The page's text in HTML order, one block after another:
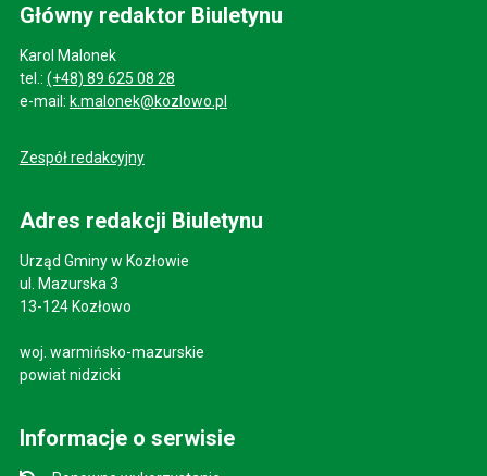
Główny redaktor Biuletynu
Karol Malonek
tel.: (+48) 89 625 08 28
e-mail: k.malonek@kozlowo.pl
Zespół redakcyjny
Adres redakcji Biuletynu
Urząd Gminy w Kozłowie
ul. Mazurska 3
13-124 Kozłowo
woj. warmińsko-mazurskie
powiat nidzicki
Informacje o serwisie